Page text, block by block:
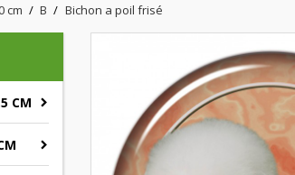
cm B Bichon a poil frisé
CM